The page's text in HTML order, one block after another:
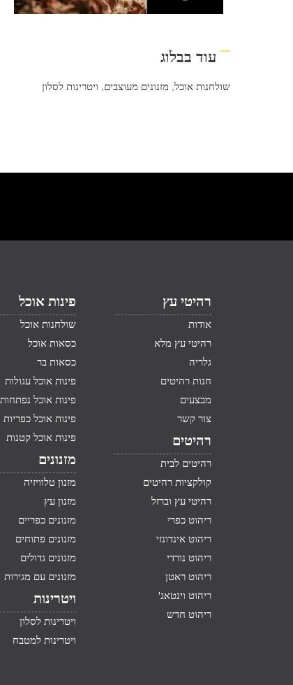
עוד בבלוג
שולחנות אוכל, מזנונים מעוצבים, ויטרינות לסלון
רהיטי עץ
אודות
רהיטי עץ מלא
גלריה
חנות רהיטים
מבצעים
צור קשר
רהיטים
רהיטים לבית
קולקציות רהיטים
רהיטי עץ וברזל
ריהוט כפרי
ריהוט אינדונזי
ריהוט נורדי
ריהוט ראטן
ריהוט וינטאג'
ריהוט חדש
פינות אוכל
שולחנות אוכל
כסאות אוכל
כסאות בר
פינות אוכל עגולות
פינות אוכל נפתחות
פינות אוכל כפריות
פינות אוכל קטנות
מזנונים
מזנון טלוויזיה
מזנון עץ
מזנונים כפריים
מזנונים פתוחים
מזנונים גדולים
מזנונים עם מגירות
ויטרינות
ויטרינות לסלון
ויטרינות למטבח